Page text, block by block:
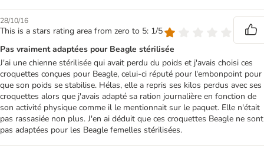
28/10/16
This is a stars rating area from zero to 5: 1/5
Pas vraiment adaptées pour Beagle stérilisée
J'ai une chienne stérilisée qui avait perdu du poids et j'avais choisi ces
croquettes conçues pour Beagle, celui-ci réputé pour l'embonpoint pour
que son poids se stabilise. Hélas, elle a repris ses kilos perdus avec ses
croquettes alors que j'avais adapté sa ration journalière en fonction de
son activité physique comme il le mentionnait sur le paquet. Elle n'était
pas rassasiée non plus. J'en ai déduit que ces croquettes Beagle ne sont
pas adaptées pour les Beagle femelles stérilisées.